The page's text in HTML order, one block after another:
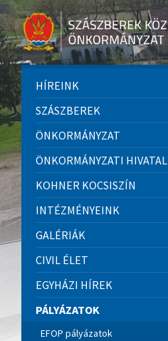
HÍREINK
SZÁSZBEREK
ÖNKORMÁNYZAT
ÖNKORMÁNYZATI HIVATAL
KOHNER KOCSISZÍN
INTÉZMÉNYEINK
GALÉRIÁK
CIVIL ÉLET
EGYHÁZI HÍREK
PÁLYÁZATOK
EFOP pályázatok